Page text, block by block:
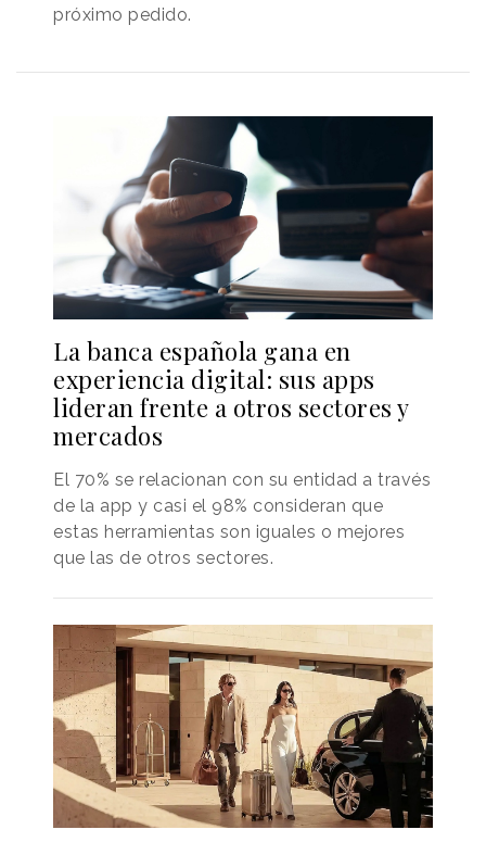
próximo pedido.
La banca española gana en
experiencia digital: sus apps
lideran frente a otros sectores y
mercados
El 70% se relacionan con su entidad a través
de la app y casi el 98% consideran que
estas herramientas son iguales o mejores
que las de otros sectores.